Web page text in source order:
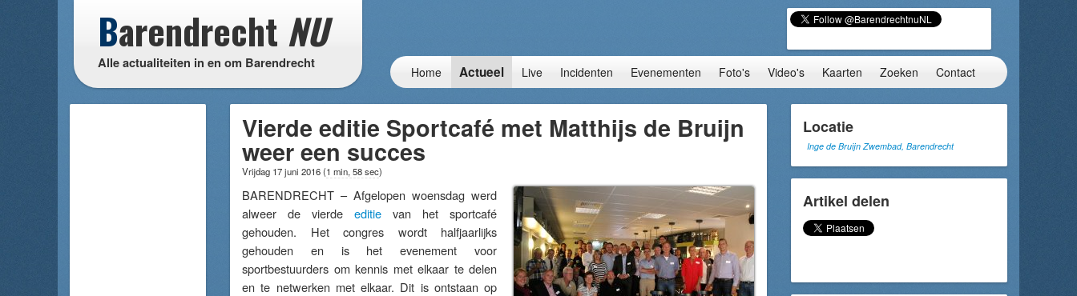
Barendrecht NU
Alle actualiteiten in en om Barendrecht
Home Actueel Live Incidenten Evenementen Foto's Video's Kaarten Zoeken Contact
Vierde editie Sportcafé met Matthijs de Bruijn
weer een succes
Vrijdag 17 juni 2016(1 min, 58 sec)
BARENDRECHT – Afgelopen woensdag werd
alweer de vierde editie van het sportcafé
gehouden. Het congres wordt halfjaarlijks
gehouden en is het evenement voor
sportbestuurders om kennis met elkaar te delen
en te netwerken met elkaar. Dit is ontstaan op
Locatie
Inge de Bruijn Zwembad, Barendrecht
Artikel delen